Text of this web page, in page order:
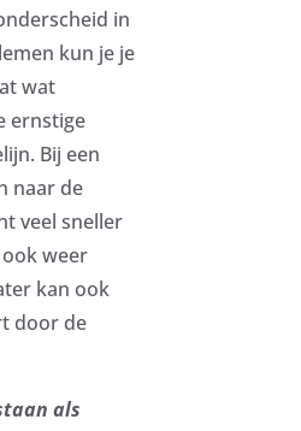
in
kun je je
wat
ernstige
Bij een
naar de
veel sneller
weer
kan ook
door de
als